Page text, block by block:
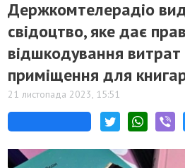
Держкомтелерадіо
свідоцтво, яке дає
відшкодування
приміщення для
21 листопада 2023, 15:51